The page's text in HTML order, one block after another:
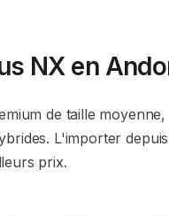
NX en
de taille
L'importer
prix.